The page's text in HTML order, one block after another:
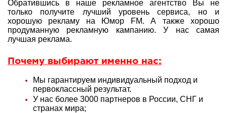
Обратившись в наше рекламное агентство Вы не
только получите лучший уровень сервиса, но и
хорошую рекламу на Юмор FM. А также хорошо
продуманную рекламную кампанию. У нас самая
лучшая реклама.
Почему выбирают именно нас:
Мы гарантируем индивидуальный подход и
первоклассный результат.
У нас более 3000 партнеров в России, СНГ и
странах мира;